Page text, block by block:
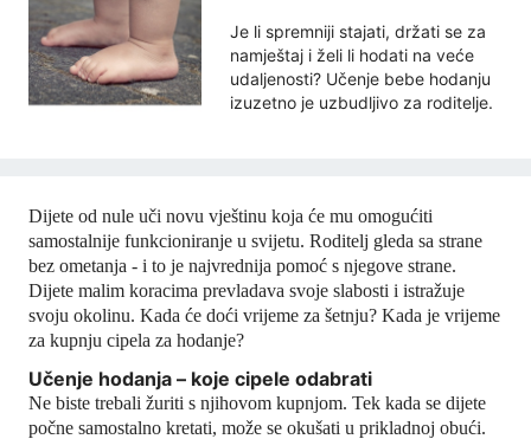
Je li spremniji stajati, držati se za
namještaj i želi li hodati na veće
udaljenosti? Učenje bebe hodanju
izuzetno je uzbudljivo za roditelje.
Dijete od nule uči novu vještinu koja će mu omogućiti
samostalnije funkcioniranje u svijetu. Roditelj gleda sa strane
bez ometanja - i to je najvrednija pomoć s njegove strane.
Dijete malim koracima prevladava svoje slabosti i istražuje
svoju okolinu. Kada će doći vrijeme za šetnju? Kada je vrijeme
za kupnju cipela za hodanje?
Učenje hodanja – koje cipele odabrati
Ne biste trebali žuriti s njihovom kupnjom. Tek kada se dijete
počne samostalno kretati, može se okušati u prikladnoj obući.